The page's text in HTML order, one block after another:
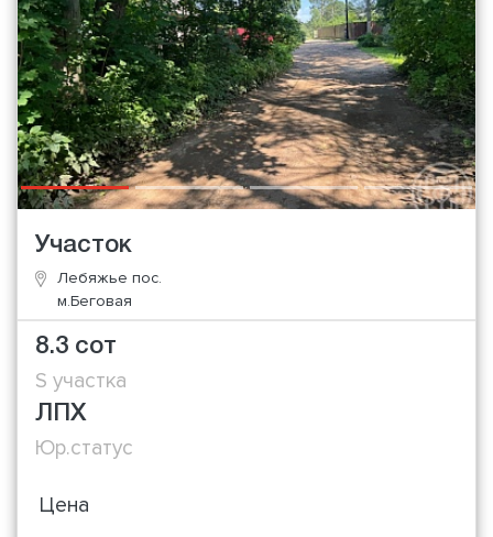
Участок
Лебяжье пос.
м.Беговая
8.3 сот
S участка
ЛПХ
Юр.статус
Цена